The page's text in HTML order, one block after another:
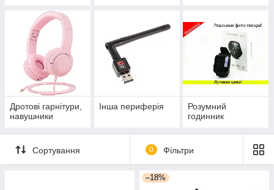
Дротові гарнітури,
навушники
Інша периферія
Розумний
годинник
Сортування 0 Фільтри
–18%